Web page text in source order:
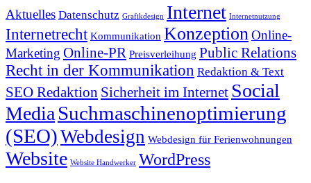
Aktuelles Datenschutz Grafikdesign Internet Internetnutzung
Internetrecht Kommunikation Konzeption Online-
Marketing Online-PR Preisverleihung Public Relations
Recht in der Kommunikation Redaktion & Text
SEO Redaktion Sicherheit im Internet Social
Media Suchmaschinenoptimierung
(SEO)Webdesign Webdesign für Ferienwohnungen
Website Website Handwerker WordPress